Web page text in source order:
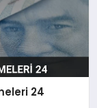
24